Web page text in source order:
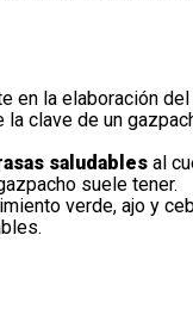
en la elaboración
la clave de un
saludables al
suele tener.
verde, ajo y